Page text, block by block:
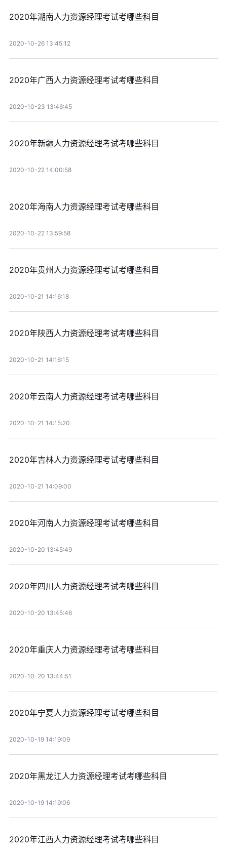
2020年湖南人力资源经理考试考哪些科目
2020-10-26 13:45:12
2020年广西人力资源经理考试考哪些科目
2020-10-23 13:46:45
2020年新疆人力资源经理考试考哪些科目
2020-10-22 14:00:58
2020年海南人力资源经理考试考哪些科目
2020-10-22 13:59:58
2020年贵州人力资源经理考试考哪些科目
2020-10-21 14:16:18
2020年陕西人力资源经理考试考哪些科目
2020-10-21 14:16:15
2020年云南人力资源经理考试考哪些科目
2020-10-21 14:15:20
2020年吉林人力资源经理考试考哪些科目
2020-10-21 14:09:00
2020年河南人力资源经理考试考哪些科目
2020-10-20 13:45:49
2020年四川人力资源经理考试考哪些科目
2020-10-20 13:45:46
2020年重庆人力资源经理考试考哪些科目
2020-10-20 13:44:51
2020年宁夏人力资源经理考试考哪些科目
2020-10-19 14:19:09
2020年黑龙江人力资源经理考试考哪些科目
2020-10-19 14:19:06
2020年江西人力资源经理考试考哪些科目